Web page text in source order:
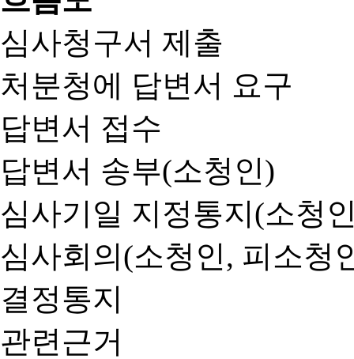
심사청구서 제출
처분청에 답변서 요구
답변서 접수
답변서 송부(소청인)
심사기일 지정통지(소청
심사회의(소청인, 피소청
결정통지
관련근거